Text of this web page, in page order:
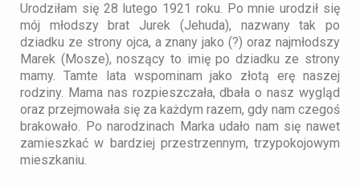
Urodziłam się 28 lutego 1921 roku. Po mnie urodził się
mój młodszy brat Jurek (Jehuda), nazwany tak po
dziadku ze strony ojca, a znany jako(?) oraz najmłodszy
Marek (Mosze), noszący to imię po dziadku ze strony
mamy. Tamte lata wspominam jako złotą erę naszej
rodziny. Mama nas rozpieszczała,dbała o nasz wygląd
oraz przejmowała się za każdym razem, gdy nam czegoś
brakowało. Po narodzinach Markaudało nam się nawet
zamieszkać w bardziej przestrzennym, trzypokojowym
mieszkaniu.